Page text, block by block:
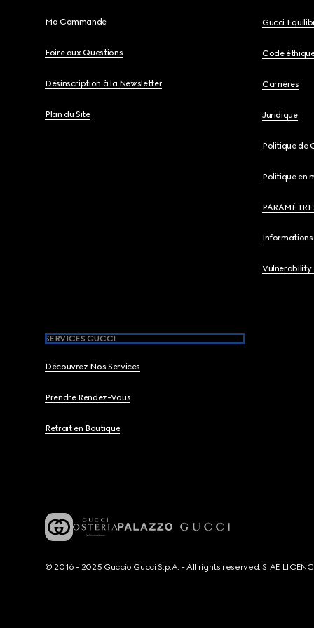
Ma Commande
Foire aux Questions
Désinscription à la Newsletter
Plan du Site
Gucci
Code
Carrières
Juridique
Politique de
Politique en
Informations
Vulnerability
SERVICES GUCCI
Découvrez Nos Services
Prendre Rendez-Vous
Retrait en Boutique
© 2016 - 2025 Guccio Gucci S.p.A. - All rights reserved. SIAE